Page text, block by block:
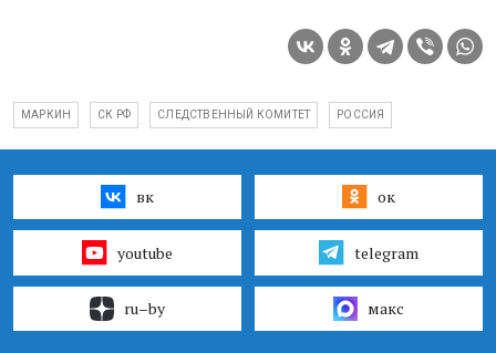
МАРКИН СК РФ СЛЕДСТВЕННЫЙ КОМИТЕТ РОССИЯ
вк ок
youtube telegram
ru–by макс